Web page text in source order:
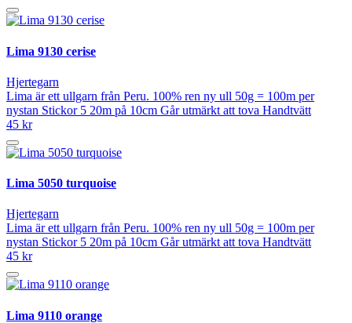
Lima 9130 cerise
Hjertegarn
Lima är ett ullgarn från Peru. 100% ren ny ull 50g = 100m per
nystan Stickor 5 20m på 10cm Går utmärkt att tova Handtvätt
45 kr
Lima 5050 turquoise
Hjertegarn
Lima är ett ullgarn från Peru. 100% ren ny ull 50g = 100m per
nystan Stickor 5 20m på 10cm Går utmärkt att tova Handtvätt
45 kr
Lima 9110 orange